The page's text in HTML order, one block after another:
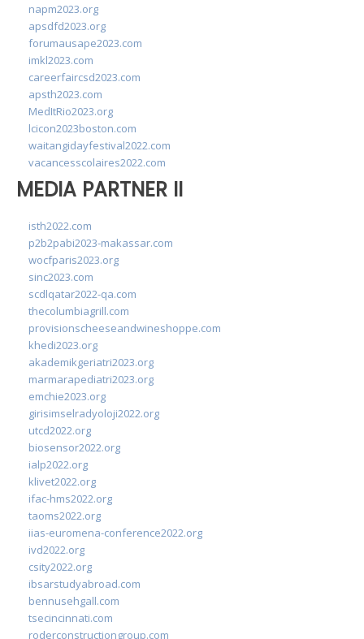
napm2023.org
apsdfd2023.org
forumausape2023.com
imkl2023.com
careerfaircsd2023.com
apsth2023.com
MedItRio2023.org
lcicon2023boston.com
waitangidayfestival2022.com
vacancesscolaires2022.com
MEDIA PARTNER II
isth2022.com
p2b2pabi2023-makassar.com
wocfparis2023.org
sinc2023.com
scdlqatar2022-qa.com
thecolumbiagrill.com
provisionscheeseandwineshoppe.com
khedi2023.org
akademikgeriatri2023.org
marmarapediatri2023.org
emchie2023.org
girisimselradyoloji2022.org
utcd2022.org
biosensor2022.org
ialp2022.org
klivet2022.org
ifac-hms2022.org
taoms2022.org
iias-euromena-conference2022.org
ivd2022.org
csity2022.org
ibsarstudyabroad.com
bennusehgall.com
tsecincinnati.com
roderconstructiongroup.com